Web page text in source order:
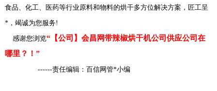
食品、化工、医药等行业原料和物料的烘干多方位解决方案，匠工呈
*，竭诚为您服务!
感谢您浏览“【公司】会昌网带辣椒烘干机公司供应公司在
哪里？！”
------责任编辑：百信网管*小编